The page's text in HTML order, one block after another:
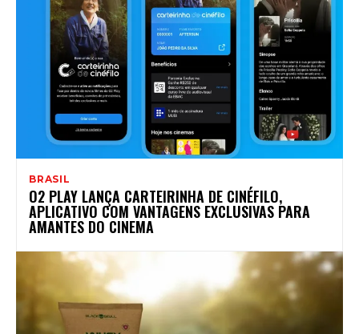
BRASIL
O2 PLAY LANÇA CARTEIRINHA DE CINÉFILO,
APLICATIVO COM VANTAGENS EXCLUSIVAS PARA
AMANTES DO CINEMA